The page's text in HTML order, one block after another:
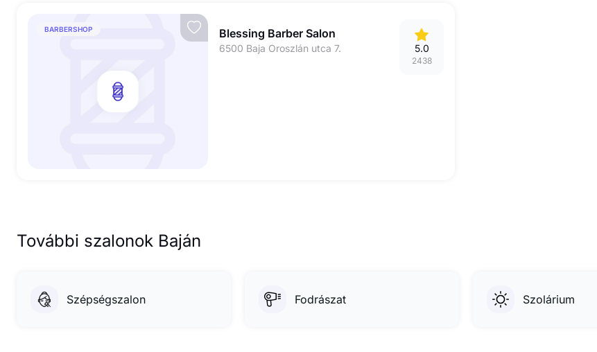
BARBERSHOP Blessing Barber Salon
6500 Baja Oroszlán utca 7. 5.0
2438
További szalonok Baján
Szépségszalon Fodrászat Szolárium